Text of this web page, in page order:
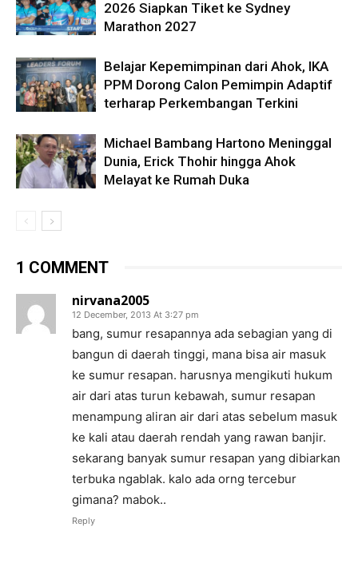
2026 Siapkan Tiket ke Sydney
Marathon 2027
Belajar Kepemimpinan dari Ahok, IKA
PPM Dorong Calon Pemimpin Adaptif
terharap Perkembangan Terkini
Michael Bambang Hartono Meninggal
Dunia, Erick Thohir hingga Ahok
Melayat ke Rumah Duka
1 COMMENT
nirvana2005
12 December, 2013 At 3:27 pm
bang, sumur resapannya ada sebagian yang di
bangun di daerah tinggi, mana bisa air masuk
ke sumur resapan. harusnya mengikuti hukum
air dari atas turun kebawah, sumur resapan
menampung aliran air dari atas sebelum masuk
ke kali atau daerah rendah yang rawan banjir.
sekarang banyak sumur resapan yang dibiarkan
terbuka ngablak. kalo ada orng tercebur
gimana? mabok..
Reply